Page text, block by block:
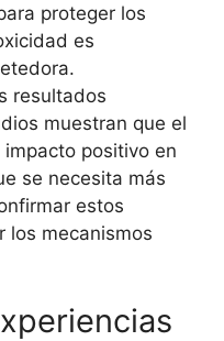
proteger los
es
resultados
muestran que el
positivo en
se necesita más
estos
los mecanismos